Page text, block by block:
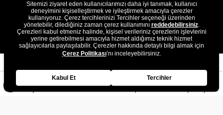
E-Posta Adresi :
musterihizmetleri@gon.com.tr
Sitemizi ziyaret eden kullanıcılarımızı daha iyi tanımak, kullanıcı
deneyimini kişiselleştirmek ve iyileştirmek amacıyla çerezler
kullanıyoruz. Çerez tercihlerinizi Tercihler seçeneği üzerinden
yönetebilir, dilediğiniz zaman çerez kullanımını reddedebilirsiniz.
Çerezleri kabul etmeniz halinde, kişisel verileriniz çerezlerin işlevlerini
yerine getirebilmesi amacıyla hizmet aldığımız teknik hizmet
sağlayıcılarla paylaşılabilir. Çerezler hakkında detaylı bilgi almak için
Çerez Politikası’nı inceleyebilirsiniz.
Kabul Et Tercihler